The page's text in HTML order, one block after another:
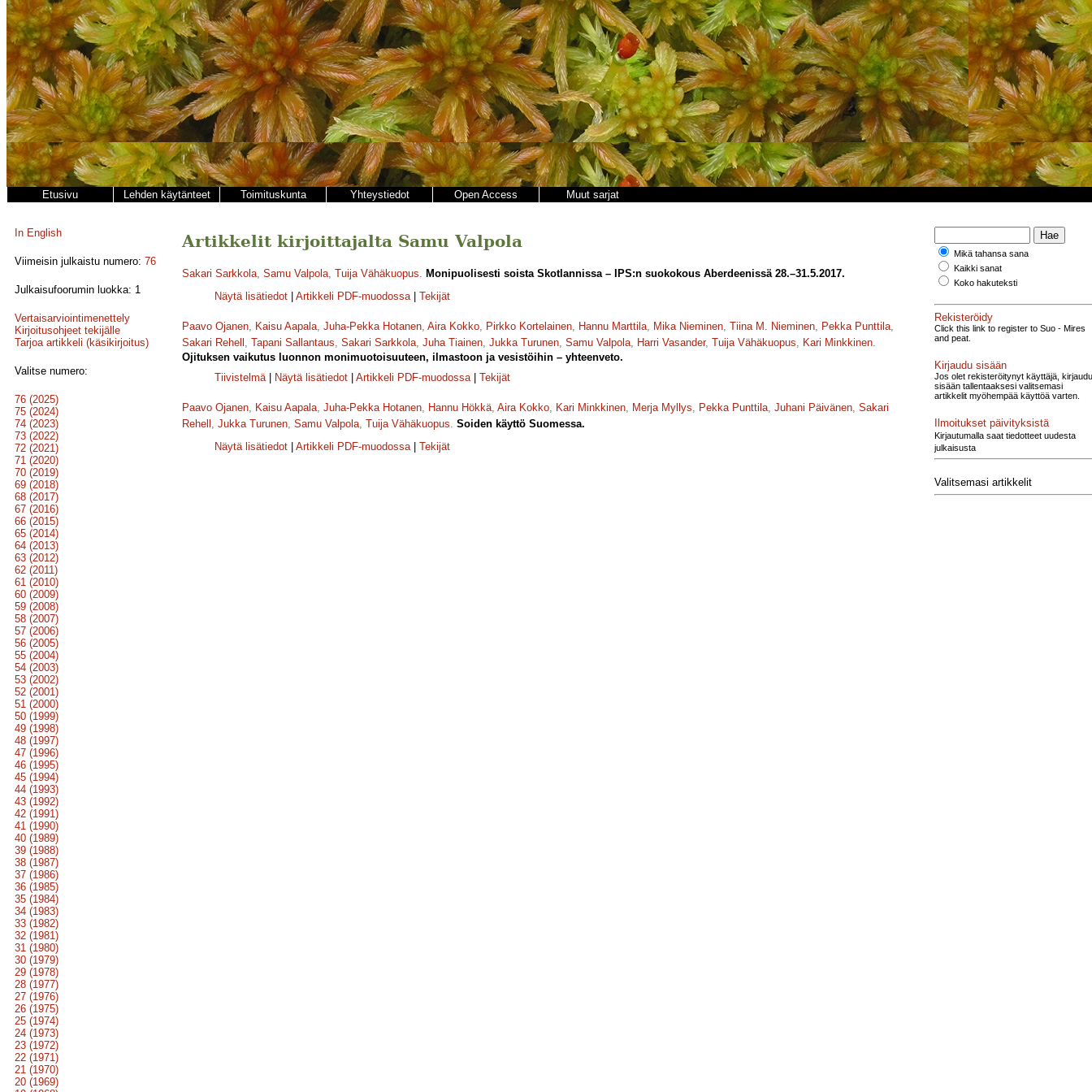
Etusivu Lehden käytänteet Toimituskunta Yhteystiedot Open Access Muut sarjat
In English
Viimeisin julkaistu numero: 76
Julkaisufoorumin luokka: 1
Vertaisarviointimenettely
Kirjoitusohjeet tekijälle
Tarjoa artikkeli (käsikirjoitus)
Valitse numero:
76 (2025)
75 (2024)
74 (2023)
73 (2022)
72 (2021)
71 (2020)
70 (2019)
69 (2018)
68 (2017)
67 (2016)
66 (2015)
65 (2014)
64 (2013)
63 (2012)
62 (2011)
61 (2010)
60 (2009)
59 (2008)
58 (2007)
57 (2006)
56 (2005)
55 (2004)
54 (2003)
53 (2002)
52 (2001)
51 (2000)
50 (1999)
49 (1998)
48 (1997)
47 (1996)
46 (1995)
45 (1994)
44 (1993)
43 (1992)
42 (1991)
41 (1990)
40 (1989)
39 (1988)
38 (1987)
37 (1986)
36 (1985)
35 (1984)
34 (1983)
33 (1982)
32 (1981)
31 (1980)
30 (1979)
29 (1978)
28 (1977)
27 (1976)
26 (1975)
25 (1974)
24 (1973)
23 (1972)
22 (1971)
21 (1970)
20 (1969)
Artikkelit kirjoittajalta Samu Valpola
Sakari Sarkkola, Samu Valpola, Tuija Vähäkuopus. Monipuolisesti soista Skotlannissa – IPS:n suokokous Aberdeenissä 28.–31.5.2017.
Näytä lisätiedot
Artikkeli PDF-muodossa| Tekijät
Paavo Ojanen, Kaisu Aapala, Juha-Pekka Hotanen, Aira Kokko, Pirkko Kortelainen, Hannu Marttila, Mika Nieminen, Tiina M. Nieminen, Pekka Punttila,
Sakari Rehell , Tapani Sallantaus, Sakari Sarkkola, Juha Tiainen, Jukka Turunen, Samu Valpola, Harri Vasander, Tuija Vähäkuopus, Kari Minkkinen.
Ojituksen vaikutus luonnon monimuotoisuuteen, ilmastoon ja vesistöihin – yhteenveto.
Tiivistelmä| Näytä lisätiedot Artikkeli PDF-muodossa| Tekijät
Paavo Ojanen, Kaisu Aapala, Juha-Pekka Hotanen, Hannu Hökkä, Aira Kokko, Kari Minkkinen, Merja Myllys, Pekka Punttila, Juhani Päivänen, Sakari
Rehell , Jukka Turunen, Samu Valpola, Tuija Vähäkuopus. Soiden käyttö Suomessa.
Näytä lisätiedot
Artikkeli PDF-muodossa| Tekijät
Mikä tahansa sana
Kaikki sanat
Koko hakuteksti
Rekisteröidy
Click this link to register to Suo - Mires
and peat.
Kirjaudu sisään
Jos olet rekisteröitynyt käyttäjä, kirjaudu
sisään tallentaaksesi valitsemasi
artikkelit myöhempää käyttöä varten.
Ilmoitukset päivityksistä
Kirjautumalla saat tiedotteet uudesta
julkaisusta
Valitsemasi artikkelit